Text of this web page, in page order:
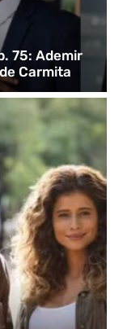
75: Ademir
Carmita